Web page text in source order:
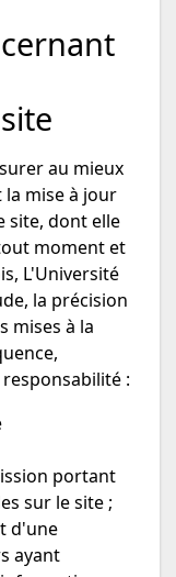
au mieux
la mise à jour
site, dont elle
moment et
L'Université
la précision
mises à la
:
portant
sur le site ;
d'une
ayant